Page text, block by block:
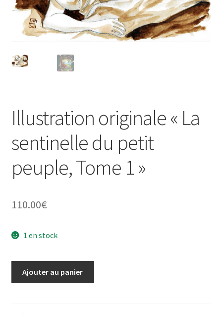
Illustration originale « La
sentinelle du petit
peuple, Tome 1 »
110.00€
1 en stock
Ajouter au panier